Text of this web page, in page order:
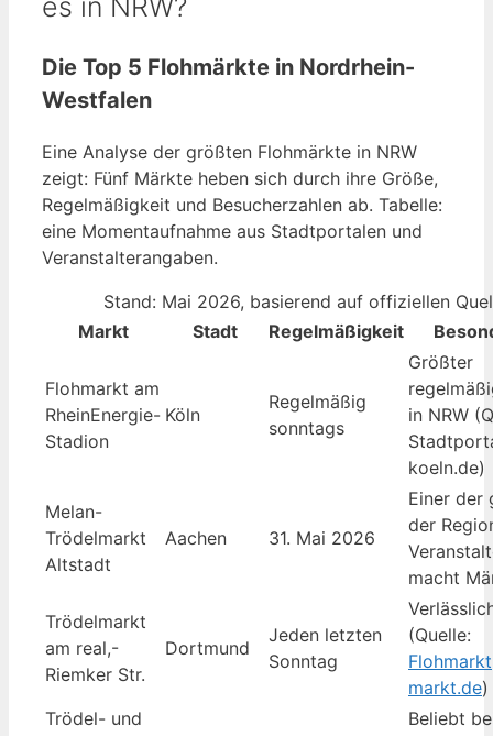
es in NRW?
Die Top 5 Flohmärkte in Nordrhein-
Westfalen
Eine Analyse der größten Flohmärkte in NRW
zeigt: Fünf Märkte heben sich durch ihre Größe,
Regelmäßigkeit und Besucherzahlen ab. Tabelle:
eine Momentaufnahme aus Stadtportalen und
Veranstalterangaben.
Stand: Mai 2026, basierend auf offiziellen
Markt
Stadt Regelmäßigkeit
Flohmarkt am
RheinEnergie-
Stadion
Köln
Regelmäßig
sonntags
Größter
in NRW
koeln.de)
Melan-
Trödelmarkt
Altstadt
Aachen 31. Mai 2026
Einer der
der
macht
Trödelmarkt
am real,-
Riemker Str.
Dortmund
Jeden letzten
Sonntag
(Quelle:
markt.de)
Trödel- und
Beliebt